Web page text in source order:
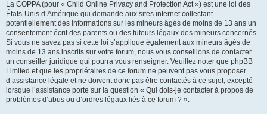
La COPPA (pour « Child Online Privacy and Protection Act ») est une loi des
États-Unis d’Amérique qui demande aux sites internet collectant
potentiellement des informations sur les mineurs âgés de moins de 13 ans un
consentement écrit des parents ou des tuteurs légaux des mineurs concernés.
Si vous ne savez pas si cette loi s’applique également aux mineurs âgés de
moins de 13 ans inscrits sur votre forum, nous vous conseillons de contacter
un conseiller juridique qui pourra vous renseigner. Veuillez noter que phpBB
Limited et que les propriétaires de ce forum ne peuvent pas vous proposer
d’assistance légale et ne doivent donc pas être contactés à ce sujet, excepté
lorsque l’assistance porte sur la question « Qui dois-je contacter à propos de
problèmes d’abus ou d’ordres légaux liés à ce forum ? ».